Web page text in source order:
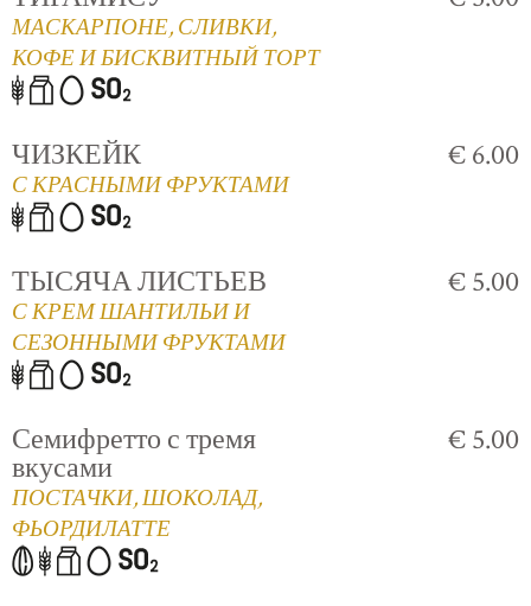
МАСКАРПОНЕ, СЛИВКИ,
КОФЕ И БИСКВИТНЫЙ ТОРТ
ЧИЗКЕЙК
С КРАСНЫМИ ФРУКТАМИ
€ 6.00
ТЫСЯЧА ЛИСТЬЕВ
С КРЕМ ШАНТИЛЬИ И
СЕЗОННЫМИ ФРУКТАМИ
€ 5.00
Семифретто с тремя
вкусами
ПОСТАЧКИ, ШОКОЛАД,
ФЬОРДИЛАТТЕ
€ 5.00